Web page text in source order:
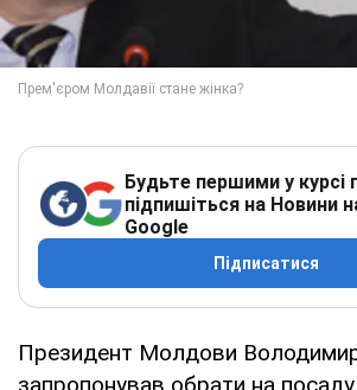
Будьте першими у курсі
підпишіться на Новини
Google
Підписатися
Президент Молдови
запропонував обрати на